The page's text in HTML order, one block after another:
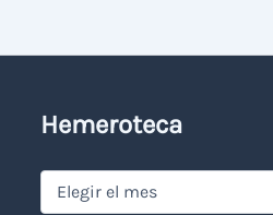
Hemeroteca
Hemeroteca